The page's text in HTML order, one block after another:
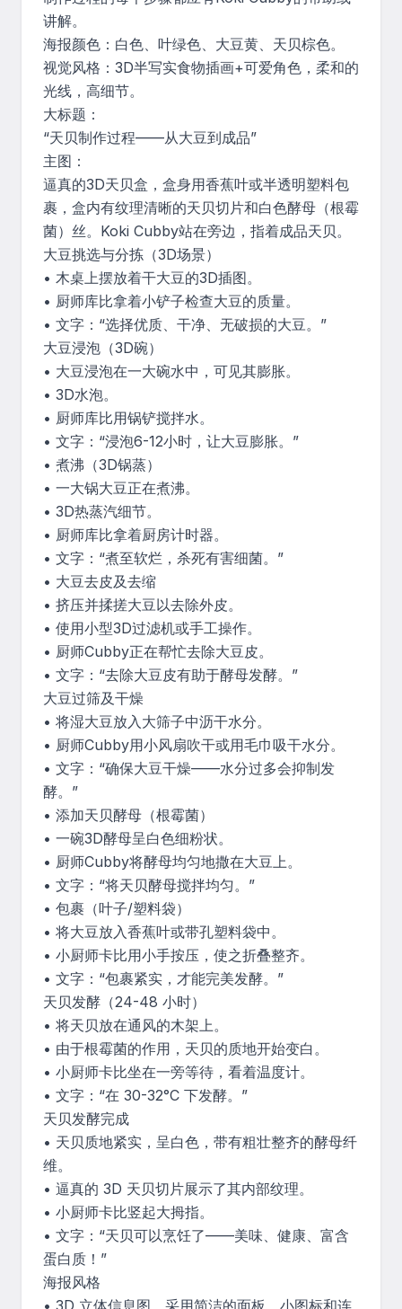
讲解。
海报颜色：白色、叶绿色、大豆黄、天贝棕色。
视觉风格：3D半写实食物插画+可爱角色，柔和的
光线，高细节。
大标题：
“天贝制作过程——从大豆到成品”
主图：
逼真的3D天贝盒，盒身用香蕉叶或半透明塑料包
裹，盒内有纹理清晰的天贝切片和白色酵母（根霉
菌）丝。Koki Cubby站在旁边，指着成品天贝。
大豆挑选与分拣（3D场景）
• 木桌上摆放着干大豆的3D插图。
• 厨师库比拿着小铲子检查大豆的质量。
• 文字：“选择优质、干净、无破损的大豆。”
大豆浸泡（3D碗）
• 大豆浸泡在一大碗水中，可见其膨胀。
• 3D水泡。
• 厨师库比用锅铲搅拌水。
• 文字：“浸泡6-12小时，让大豆膨胀。”
• 煮沸（3D锅蒸）
• 一大锅大豆正在煮沸。
• 3D热蒸汽细节。
• 厨师库比拿着厨房计时器。
• 文字：“煮至软烂，杀死有害细菌。”
• 大豆去皮及去缩
• 挤压并揉搓大豆以去除外皮。
• 使用小型3D过滤机或手工操作。
• 厨师Cubby正在帮忙去除大豆皮。
• 文字：“去除大豆皮有助于酵母发酵。”
大豆过筛及干燥
• 将湿大豆放入大筛子中沥干水分。
• 厨师Cubby用小风扇吹干或用毛巾吸干水分。
• 文字：“确保大豆干燥——水分过多会抑制发
酵。”
• 添加天贝酵母（根霉菌）
• 一碗3D酵母呈白色细粉状。
• 厨师Cubby将酵母均匀地撒在大豆上。
• 文字：“将天贝酵母搅拌均匀。”
• 包裹（叶子/塑料袋）
• 将大豆放入香蕉叶或带孔塑料袋中。
• 小厨师卡比用小手按压，使之折叠整齐。
• 文字：“包裹紧实，才能完美发酵。”
天贝发酵（24-48 小时）
• 将天贝放在通风的木架上。
• 由于根霉菌的作用，天贝的质地开始变白。
• 小厨师卡比坐在一旁等待，看着温度计。
• 文字：“在 30-32°C 下发酵。”
天贝发酵完成
• 天贝质地紧实，呈白色，带有粗壮整齐的酵母纤
维。
• 逼真的 3D 天贝切片展示了其内部纹理。
• 小厨师卡比竖起大拇指。
• 文字：“天贝可以烹饪了——美味、健康、富含
蛋白质！”
海报风格
• 3D 立体信息图，采用简洁的面板、小图标和连